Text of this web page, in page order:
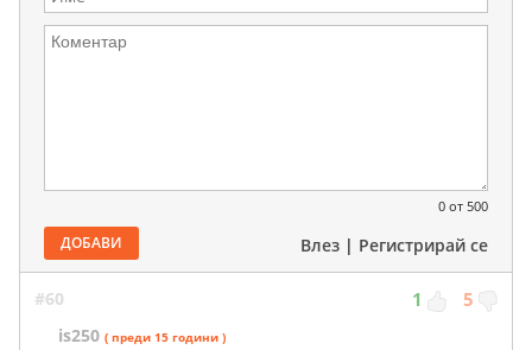
0 от 500
ДОБАВИ Влез | Регистрирай се
#60 1 5
is250 ( преди 15 години )